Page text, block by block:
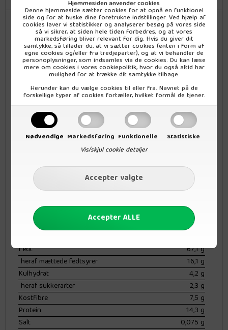
Hjemmesiden anvender cookies
Denne hjemmeside sætter cookies for at opnå en funktionel
side og for at huske dine foretrukne indstillinger. Ved hjælp af
cookies laver vi statistikker og analyserer besøg på vores side
så vi sikrer, at siden hele tiden forbedres, og at vores
markedsføring bliver relevant for dig. Hvis du giver dit
samtykke, så tillader du, at vi sætter cookies (enten i form af
egne cookies og/eller fra tredjeparter), og at vi behandler de
personoplysninger, som indsamles via de cookies. Du kan læse
mere om cookies i vores cookiepolitik, hvor du også altid har
mulighed for at trække dit samtykke tilbage.
Herunder kan du vælge cookies til eller fra. Navnet på de
forskellige typer af cookies fortæller, hvilket formål de tjener.
Nødvendige Markedsføring Funktionelle
Statistiske
Vis/skjul cookie detaljer
Økologiske Paranødder fra Rømer har en fyldig og sød smag. De
er gode som snacks med andre nødder,tørret frugteller frisk
Para nødder kan desuden også bruges i müsli, konfekt og i
frugtsalater.
Indhold: 150 g
Ingredienser:
Paranødder*
* = Fra økologisk jordbrug.
Allergener:
Paranødder
Gluten
Næringsdeklaration (Indhold pr. 100g):
Fedt
67,1 g
heraf mættede fedtsyrer
16,1 g
Kulhydrat
4,2 g
heraf sukkerarter
2,3 g
Kostfibre
7,5 g
Protein
14,3 g
Salt
0,075 g